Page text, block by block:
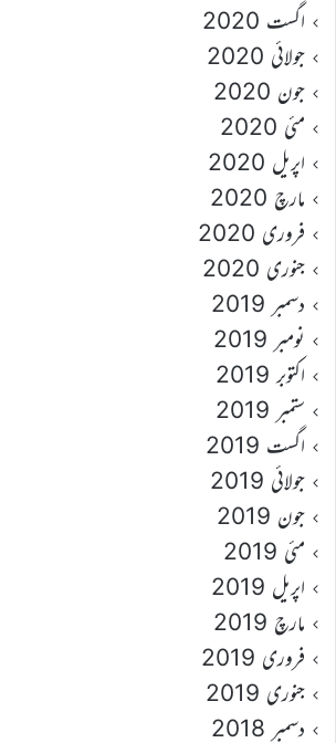
اگست 2020
جولائی 2020
جون 2020
مئی 2020
اپریل 2020
مارچ 2020
فروری 2020
جنوری 2020
دسمبر 2019
نومبر 2019
اکتوبر 2019
ستمبر 2019
اگست 2019
جولائی 2019
جون 2019
مئی 2019
اپریل 2019
مارچ 2019
فروری 2019
جنوری 2019
دسمبر 2018